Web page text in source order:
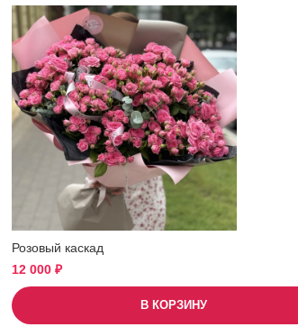
Розовый каскад
12 000 ₽
В КОРЗИНУ